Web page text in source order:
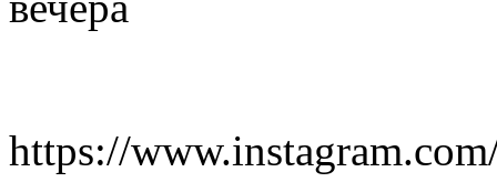
https://